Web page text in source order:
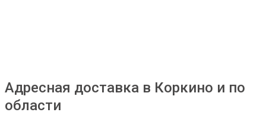
Адресная доставка в Коркино и по
области